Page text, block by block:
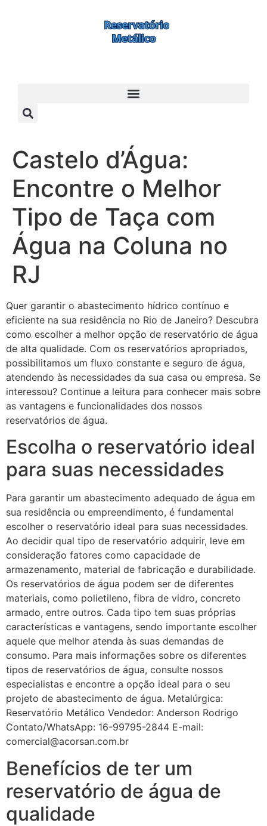
Castelo d’Água:
Encontre o Melhor
Tipo de Taça com
Água na Coluna no
RJ
Quer garantir o abastecimento hídrico contínuo e
eficiente na sua residência no Rio de Janeiro? Descubra
como escolher a melhor opção de reservatório de água
de alta qualidade. Com os reservatórios apropriados,
possibilitamos um fluxo constante e seguro de água,
atendendo às necessidades da sua casa ou empresa. Se
interessou? Continue a leitura para conhecer mais sobre
as vantagens e funcionalidades dos nossos
reservatórios de água.
Escolha o reservatório ideal
para suas necessidades
Para garantir um abastecimento adequado de água em
sua residência ou empreendimento, é fundamental
escolher o reservatório ideal para suas necessidades.
Ao decidir qual tipo de reservatório adquirir, leve em
consideração fatores como capacidade de
armazenamento, material de fabricação e durabilidade.
Os reservatórios de água podem ser de diferentes
materiais, como polietileno, fibra de vidro, concreto
armado, entre outros. Cada tipo tem suas próprias
características e vantagens, sendo importante escolher
aquele que melhor atenda às suas demandas de
consumo. Para mais informações sobre os diferentes
tipos de reservatórios de água, consulte nossos
especialistas e encontre a opção ideal para o seu
projeto de abastecimento de água. Metalúrgica:
Reservatório Metálico Vendedor: Anderson Rodrigo
Contato/WhatsApp: 16-99795-2844 E-mail:
comercial@acorsan.com.br
Benefícios de ter um
reservatório de água de
qualidade